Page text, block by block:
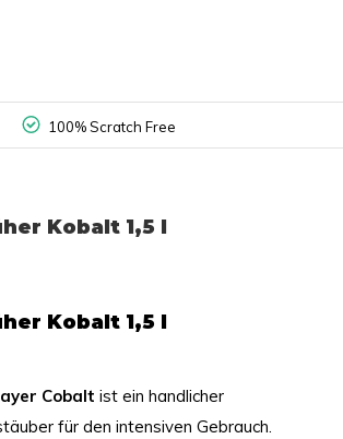
100% Scratch Free
Kobalt 1,5 l
Kobalt 1,5 l
Cobalt ist ein handlicher
für den intensiven Gebrauch.